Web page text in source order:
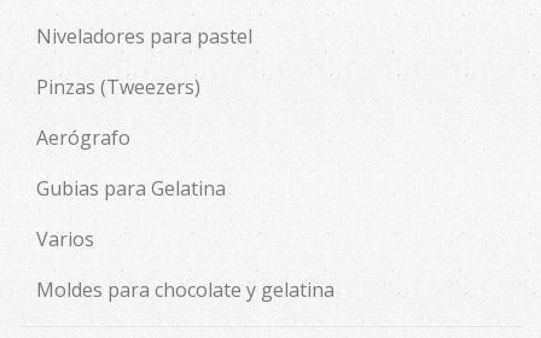
Niveladores para pastel
Pinzas (Tweezers)
Aerógrafo
Gubias para Gelatina
Varios
Moldes para chocolate y gelatina